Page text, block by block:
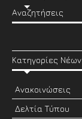
Αναζητήσεις
Κατηγορίες Νέων
Ανακοινώσεις
Δελτία Τύπου